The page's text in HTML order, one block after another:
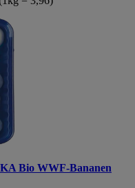
Bio WWF-Bananen